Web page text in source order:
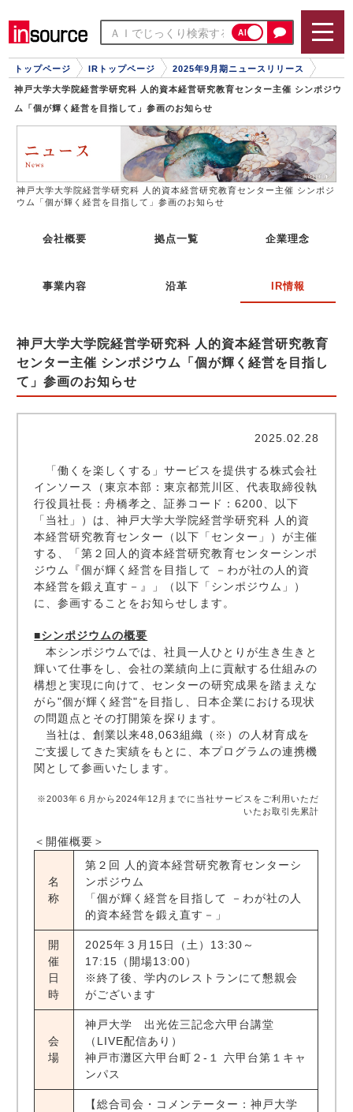
AI
トップページ IRトップページ 2025年9月期ニュースリリース
神戸大学大学院経営学研究科 人的資本経営研究教育センター主催 シンポジウ
ム「個が輝く経営を目指して」参画のお知らせ
神戸大学大学院経営学研究科 人的資本経営研究教育センター主催 シンポジ
ウム「個が輝く経営を目指して」参画のお知らせ
会社概要 拠点一覧 企業理念
事業内容 沿革 IR情報
神戸大学大学院経営学研究科 人的資本経営研究教育
センター主催 シンポジウム「個が輝く経営を目指し
て」参画のお知らせ
2025.02.28
「働くを楽しくする」サービスを提供する株式会社
インソース（東京本部：東京都荒川区、代表取締役執
行役員社長：舟橋孝之、証券コード：6200、以下
「当社」）は、神戸大学大学院経営学研究科 人的資
本経営研究教育センター（以下「センター」）が主催
する、「第２回人的資本経営研究教育センターシンポ
ジウム『個が輝く経営を目指して －わが社の人的資
本経営を鍛え直す－』」（以下「シンポジウム」）
に、参画することをお知らせします。
■シンポジウムの概要
本シンポジウムでは、社員一人ひとりが生き生きと
輝いて仕事をし、会社の業績向上に貢献する仕組みの
構想と実現に向けて、センターの研究成果を踏まえな
がら"個が輝く経営"を目指し、日本企業における現状
の問題点とその打開策を探ります。
当社は、創業以来48,063組織（※）の人材育成を
ご支援してきた実績をもとに、本プログラムの連携機
関として参画いたします。
※2003年６月から2024年12月までに当社サービスをご利用いただ
いたお取引先累計
＜開催概要＞
名
称
第２回 人的資本経営研究教育センターシ
ンポジウム
「個が輝く経営を目指して －わが社の人
的資本経営を鍛え直す－」
開
催
日
時
2025年３月15日（土）13:30～
17:15（開場13:00）
※終了後、学内のレストランにて懇親会
がございます
会
場
神戸大学 出光佐三記念六甲台講堂
（LIVE配信あり）
神戸市灘区六甲台町２-１ 六甲台第１キャ
ンパス
【総合司会・コメンテーター：神戸大学